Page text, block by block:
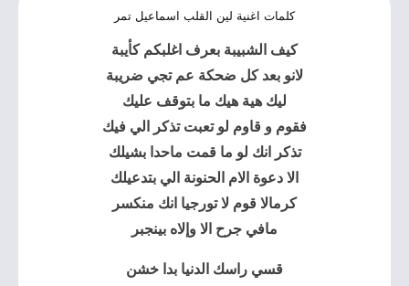
كلمات اغنية لين القلب اسماعيل تمر
كيف الشبيبة بعرف اغلبكم كأيبة
لانو بعد كل ضحكة عم تجي ضريبة
ليك هية هيك ما بتوقف عليك
فقوم و قاوم لو تعبت تذكر الي فيك
تذكر انك لو ما قمت ماحدا بشيلك
الا دعوة الام الحنونة الي بتدعيلك
كرمالا قوم لا تورجيا انك منكسر
مافي جرح الا وإلاه بينجبر
قسي راسك الدنيا بدا خشن